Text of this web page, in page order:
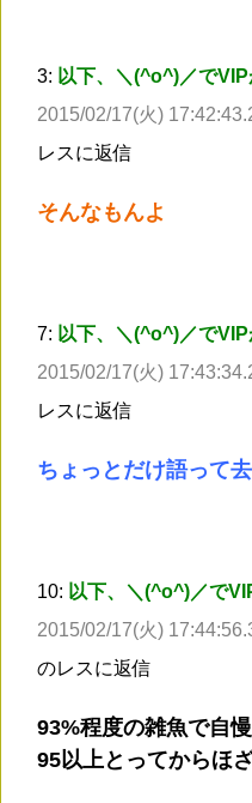
3: 以下、＼(^o^)／で
2015/02/17(火)
レスに返信
そんなもんよ
7: 以下、＼(^o^)／で
2015/02/17(火)
レスに返信
ちょっとだけ語って
10: 以下、＼(^o^)／で
2015/02/17(火)
のレスに返信
93%程度の雑魚で自
95以上とってからほ